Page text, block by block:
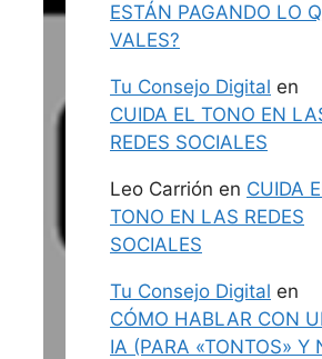
ESTÁN PAGANDO LO
VALES?
Tu Consejo Digital en
CUIDA EL TONO EN
REDES SOCIALES
Leo Carrión en CUIDA
TONO EN LAS REDES
SOCIALES
Tu Consejo Digital en
CÓMO HABLAR CON
IA (PARA «TONTOS» Y